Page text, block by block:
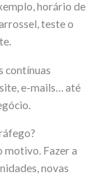
horário de
teste o
contínuas
e-mails… até
motivo. Fazer a
novas